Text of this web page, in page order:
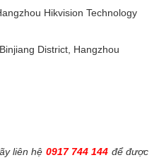
Hikvision Technology
District, Hangzhou
liên hệ 0917 744 144 để được